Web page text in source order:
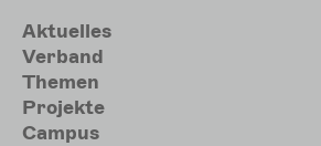
Hauptnavigation
Aktuelles
Verband
Themen
Projekte
Campus